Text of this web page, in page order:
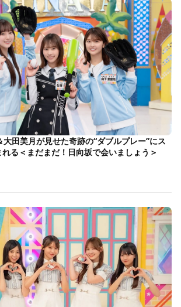
田美月が見せた奇跡の“ダブルプレー”にス
る＜まだまだ！日向坂で会いましょう＞